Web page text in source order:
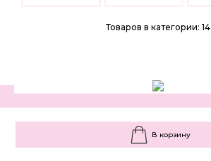
Товаров в категории: 14
В корзину